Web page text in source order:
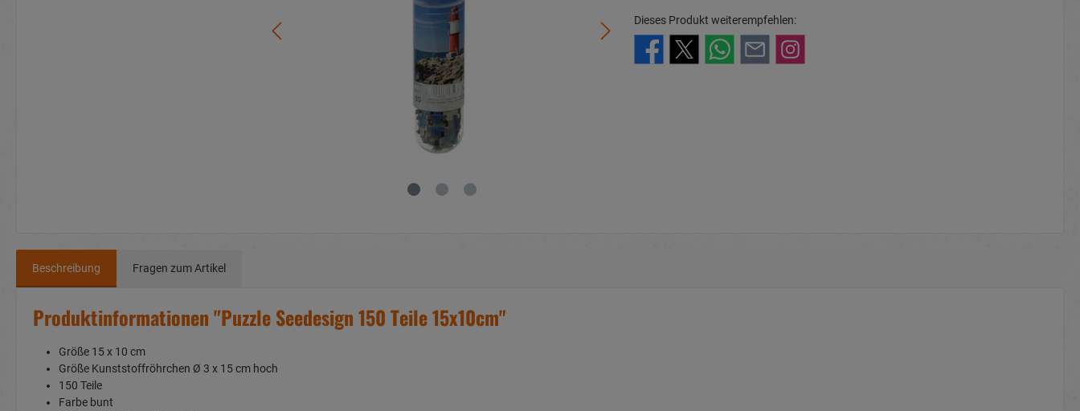
Dieses Produkt weiterempfehlen:
Beschreibung Fragen zum Artikel
Produktinformationen "Puzzle Seedesign 150 Teile 15x10cm"
Größe 15 x 10 cm
Größe Kunststoffröhrchen Ø 3 x 15 cm hoch
150 Teile
Farbe bunt